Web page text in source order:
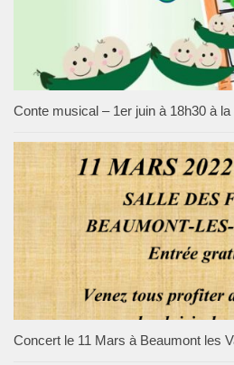
Conte musical – 1er juin à 18h30 à la
Concert le 11 Mars à Beaumont les